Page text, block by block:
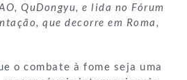
QuDongyu, e lida no Fórum
que decorre em Roma,
o combate à fome seja uma